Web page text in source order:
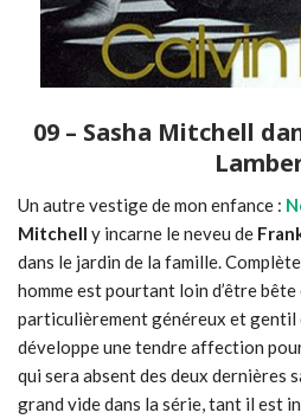
09 – Sasha Mitchell
Un autre vestige de mon enfance :
Mitchell y incarne le neveu de
dans le jardin de la famille.
homme est pourtant loin d’être
particulièrement généreux et gentil
développe une tendre affection
qui sera absent des deux dernières
grand vide dans la série, tant il est